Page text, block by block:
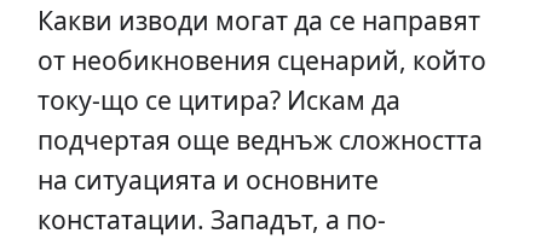
Какви изводи могат да се направят
от необикновения сценарий, който
току-що се цитира? Искам да
подчертая още веднъж сложността
на ситуацията и основните
констатации. Западът, а по-